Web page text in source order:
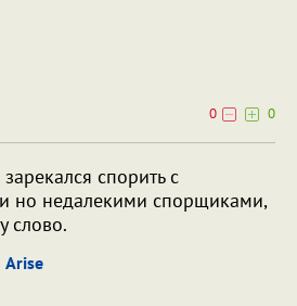
0
0
спорить с
но недалекими спорщиками,
слово.
Arise